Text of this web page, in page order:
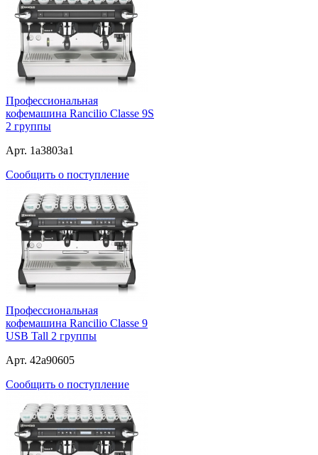
Профессиональная
кофемашина Rancilio Classe 9S
2 группы
Арт. 1a3803a1
Сообщить о поступление
Профессиональная
кофемашина Rancilio Classe 9
USB Tall 2 группы
Арт. 42a90605
Сообщить о поступление